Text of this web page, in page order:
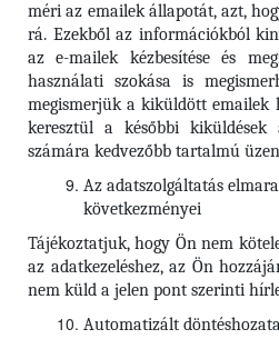
méri az emailek állapotát, azt,
rá. Ezekből az információkból
az e-mailek kézbesítése és
használati szokása is
megismerjük a kiküldött emailek
keresztül a későbbi
számára kedvezőbb tartalmú
Az adatszolgáltatás
következményei
Tájékoztatjuk, hogy Ön nem
az adatkezeléshez, az Ön
nem küld a jelen pont szerinti
Automatizált